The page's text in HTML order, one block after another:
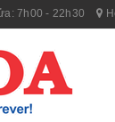
7h00 - 22h30